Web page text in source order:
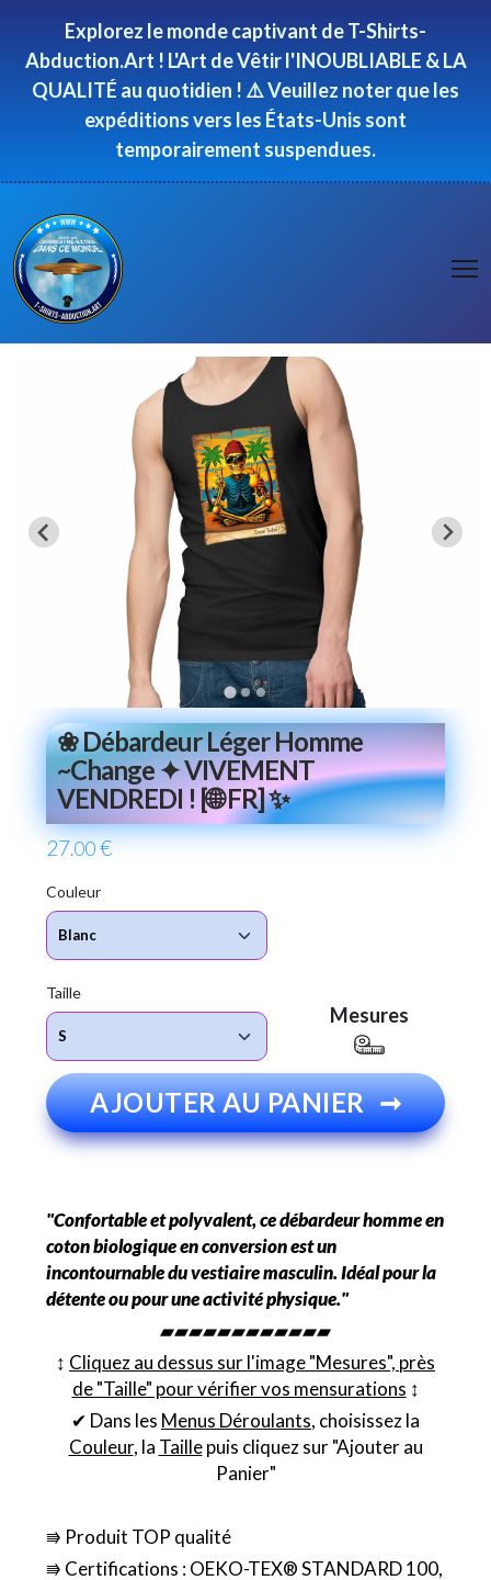
Explorez le monde captivant de T-Shirts-
Abduction.Art ! L'Art de Vêtir l'INOUBLIABLE & LA
QUALITÉ au quotidien ! ⚠️ Veuillez noter que les
expéditions vers les États-Unis sont
temporairement suspendues.
❀ Débardeur Léger Homme
~Change ✦ VIVEMENT
VENDREDI ! [🌐 FR] ✨
27.00 €
Couleur
Taille
Mesures
AJOUTER AU PANIER ➞
"Confortable et polyvalent, ce débardeur homme en
coton biologique en conversion est un
incontournable du vestiaire masculin. Idéal pour la
détente ou pour une activité physique."
▰▰▰▰▰▰▰▰▰▰▰▰
↕︎ Cliquez au dessus sur l'image "Mesures", près
de "Taille" pour vérifier vos mensurations ↕︎
✔ Dans les Menus Déroulants, choisissez la
Couleur, la Taillepuis cliquez sur "Ajouter au
Panier"
⭆ Produit TOP qualité
⭆ Certifications : OEKO-TEX® STANDARD 100,